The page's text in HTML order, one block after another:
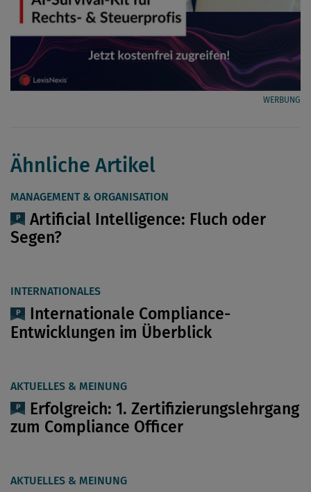
WERBUNG
Ähnliche Artikel
MANAGEMENT & ORGANISATION
Artificial Intelligence: Fluch oder
Segen?
INTERNATIONALES
Internationale Compliance-
Entwicklungen im Überblick
AKTUELLES & MEINUNG
Erfolgreich: 1. Zertifizierungslehrgang
zum Compliance Officer
AKTUELLES & MEINUNG